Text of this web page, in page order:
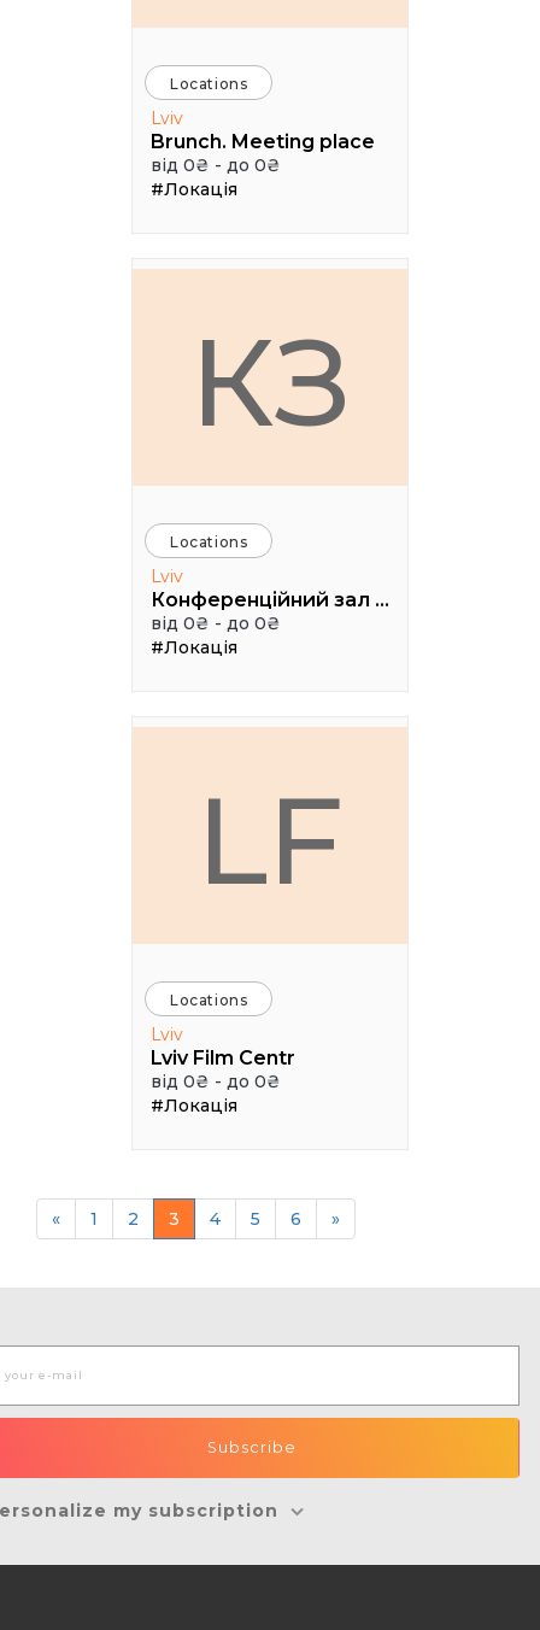
Locations
Lviv
Brunch. Meeting place
від 0₴ - до 0₴
#Локація
КЗ
Locations
Lviv
Конференційний зал УКУ
від 0₴ - до 0₴
#Локація
LF
Locations
Lviv
Lviv Film Centr
від 0₴ - до 0₴
#Локація
« 1 2 3 4 5 6 »
my subscription